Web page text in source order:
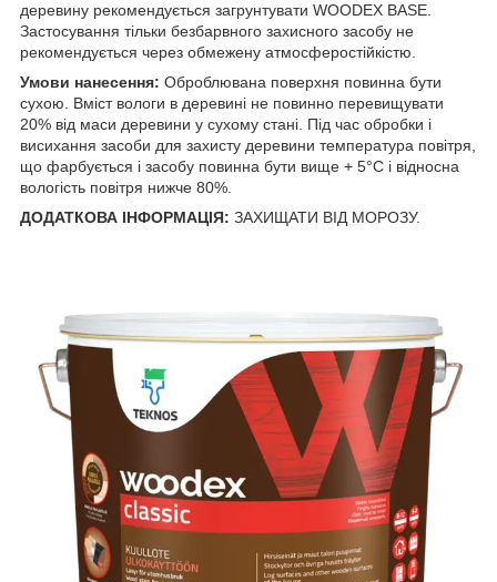
деревину рекомендується загрунтувати WOODEX BASE.
Застосування тільки безбарвного захисного засобу не
рекомендується через обмежену атмосферостійкістю.
Умови нанесення: Оброблювана поверхня повинна бути
сухою. Вміст вологи в деревині не повинно перевищувати
20% від маси деревини у сухому стані. Під час обробки і
висихання засоби для захисту деревини температура повітря,
що фарбується і засобу повинна бути вище + 5°С і відносна
вологість повітря нижче 80%.
ДОДАТКОВА ІНФОРМАЦІЯ: ЗАХИЩАТИ ВІД МОРОЗУ.